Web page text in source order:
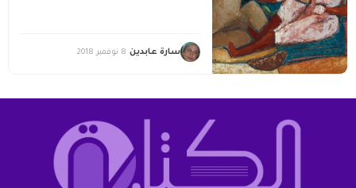
سارة عابدين 8 نوفمبر 2018